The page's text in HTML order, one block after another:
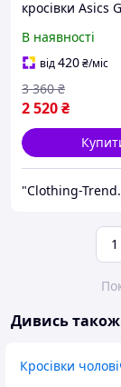
кросівки Asics
модні низькі
1264TP Асікс
В наявності
від420₴/міс
2 520₴
3 360 ₴
1
Дивись також
Кросівки